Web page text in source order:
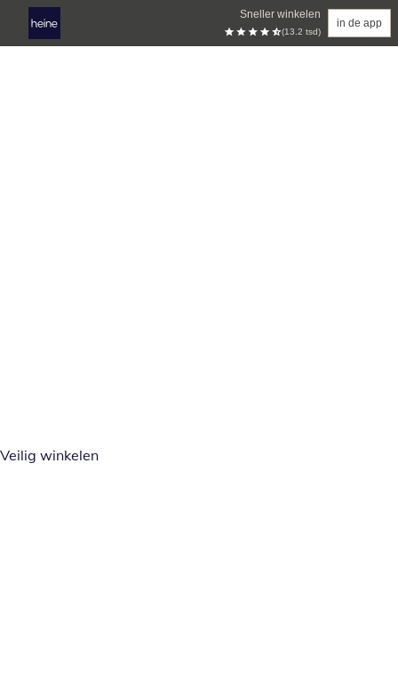
Sneller winkelen
(13.2 tsd)
in de app
Veilig winkelen